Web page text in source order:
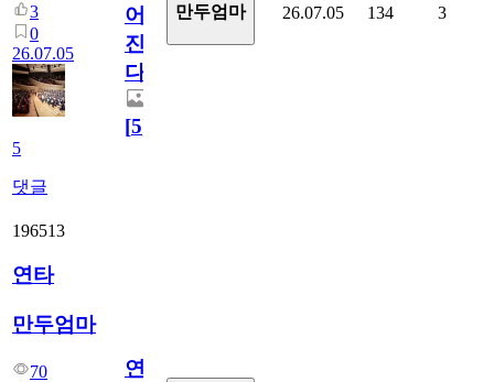
3
0
26.07.05
5
댓글
어
진
다.
[5]
만두엄마 26.07.05 134 3
196513
연타
만두엄마
70
연